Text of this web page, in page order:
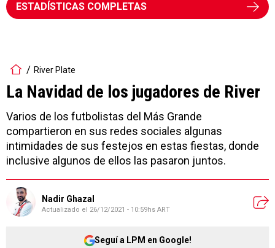
ESTADÍSTICAS COMPLETAS
River Plate
La Navidad de los jugadores de River
Varios de los futbolistas del Más Grande
compartieron en sus redes sociales algunas
intimidades de sus festejos en estas fiestas, donde
inclusive algunos de ellos las pasaron juntos.
Nadir Ghazal
Actualizado el 26/12/2021 - 10:59hs ART
Seguí a LPM en Google!